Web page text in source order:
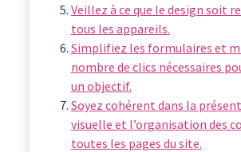
Veillez à ce que le design soit
tous les appareils.
Simplifiez les formulaires et
nombre de clics nécessaires
un objectif.
Soyez cohérent dans la
visuelle et l’organisation des
toutes les pages du site.